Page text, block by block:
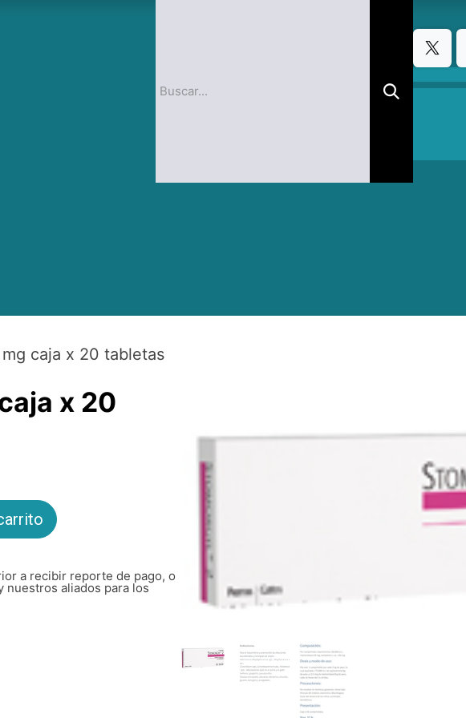
caja x 20 tabletas
x 20
a recibir reporte de pago, o
nuestros aliados para los